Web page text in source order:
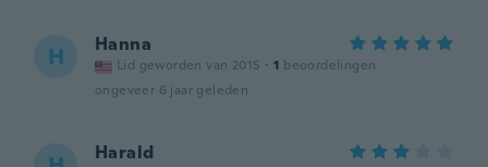
H Hanna
Lid geworden van 2015 · 1 beoordelingen
ongeveer 6 jaar geleden
Harald